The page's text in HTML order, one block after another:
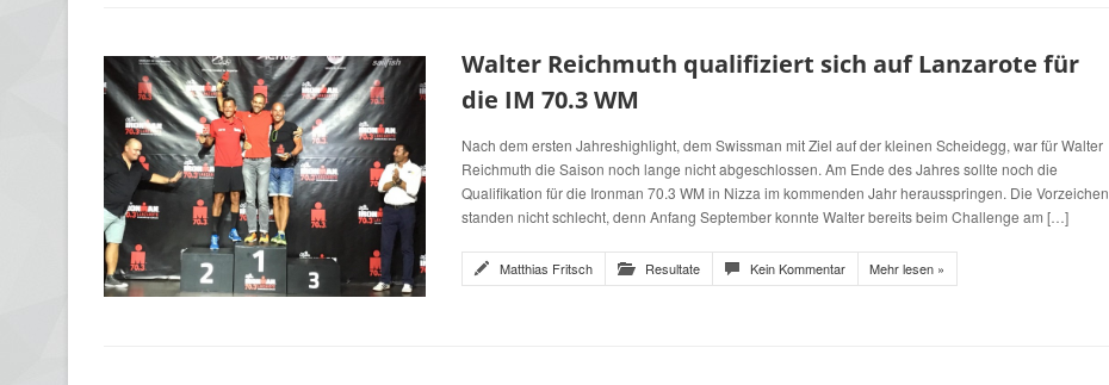
Walter Reichmuth qualifiziert sich auf Lanzarote für
die IM 70.3 WM
Nach dem ersten Jahreshighlight, dem Swissman mit Ziel auf der kleinen Scheidegg, war für Walter
Reichmuth die Saison noch lange nicht abgeschlossen. Am Ende des Jahres sollte noch die
Qualifikation für die Ironman 70.3 WM in Nizza im kommenden Jahr herausspringen. Die Vorzeichen
standen nicht schlecht, denn Anfang September konnte Walter bereits beim Challenge am […]
Matthias Fritsch Resultate Kein Kommentar Mehr lesen »